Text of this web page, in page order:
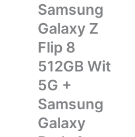
Samsung
Galaxy Z
Flip 8
512GB Wit
5G +
Samsung
Galaxy